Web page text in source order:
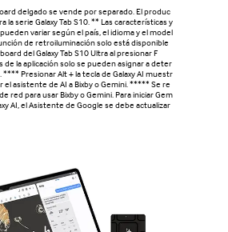
delgado se vende por separado. El produc
la serie Galaxy Tab S10. ** Las características y
variar según el país, el idioma y el model
de retroiluminación solo está disponible
del Galaxy Tab S10 Ultra al presionar F
de la aplicación solo se pueden asignar a deter
**** Presionar Alt + la tecla de Galaxy AI muestr
el asistente de AI a Bixby o Gemini. ***** Se re
red para usar Bixby o Gemini. Para iniciar Gem
AI, el Asistente de Google se debe actualizar